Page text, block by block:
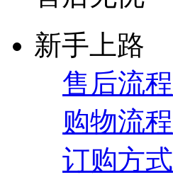
新手上路
售后流程
购物流程
订购方式